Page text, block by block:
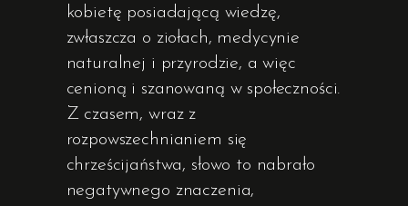
kobietę posiadającą wiedzę,
zwłaszcza o ziołach, medycynie
naturalnej i przyrodzie, a więc
cenioną i szanowaną w społeczności.
Z czasem, wraz z
rozpowszechnianiem się
chrześcijaństwa, słowo to nabrało
negatywnego znaczenia,